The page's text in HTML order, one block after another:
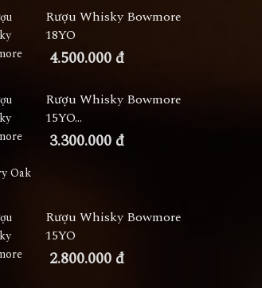
Rượu Whisky Bowmore
18YO
4.500.000 đ
Rượu Whisky Bowmore
15YO...
3.300.000 đ
Rượu Whisky Bowmore
15YO
2.800.000 đ